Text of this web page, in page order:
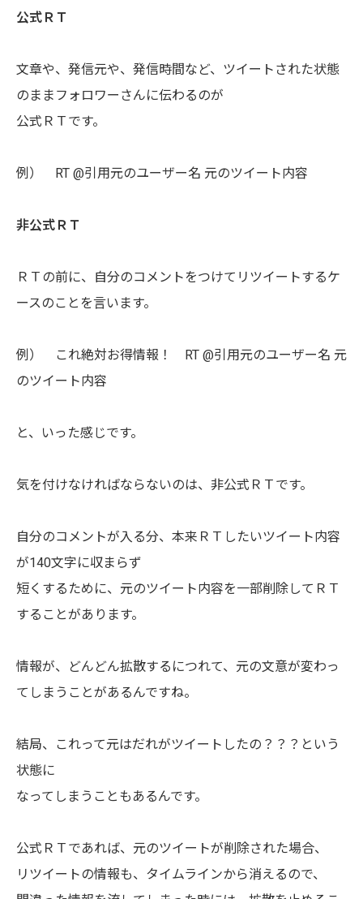
公式ＲＴ
文章や、発信元や、発信時間など、ツイートされた状態
のままフォロワーさんに伝わるのが
公式ＲＴです。
例） RT @引用元のユーザー名 元のツイート内容
非公式ＲＴ
ＲＴの前に、自分のコメントをつけてリツイートするケ
ースのことを言います。
例） これ絶対お得情報！ RT @引用元のユーザー名 元
のツイート内容
と、いった感じです。
気を付けなければならないのは、非公式ＲＴです。
自分のコメントが入る分、本来ＲＴしたいツイート内容
が140文字に収まらず
短くするために、元のツイート内容を一部削除してＲＴ
することがあります。
情報が、どんどん拡散するにつれて、元の文意が変わっ
てしまうことがあるんですね。
結局、これって元はだれがツイートしたの？？？という
状態に
なってしまうこともあるんです。
公式ＲＴであれば、元のツイートが削除された場合、
リツイートの情報も、タイムラインから消えるので、